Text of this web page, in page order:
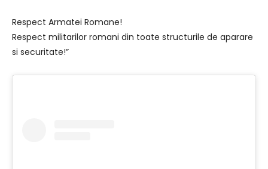
Respect Armatei Romane!
Respect militarilor romani din toate structurile de aparare
si securitate!”